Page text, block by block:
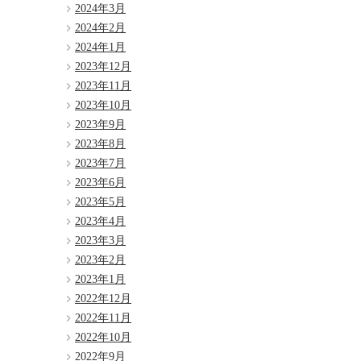
2024年3月
2024年2月
2024年1月
2023年12月
2023年11月
2023年10月
2023年9月
2023年8月
2023年7月
2023年6月
2023年5月
2023年4月
2023年3月
2023年2月
2023年1月
2022年12月
2022年11月
2022年10月
2022年9月